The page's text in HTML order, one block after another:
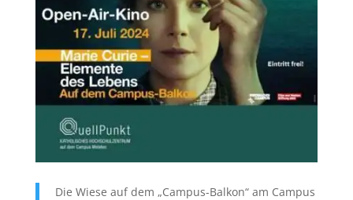
Die Wiese auf dem „Campus-Balkon“ am Campus